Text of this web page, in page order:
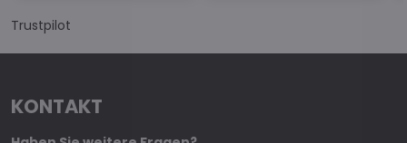
Trustpilot
KONTAKT